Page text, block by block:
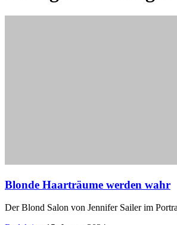
Blonde Haarträume werden wahr
Der Blond Salon von Jennifer Sailer im